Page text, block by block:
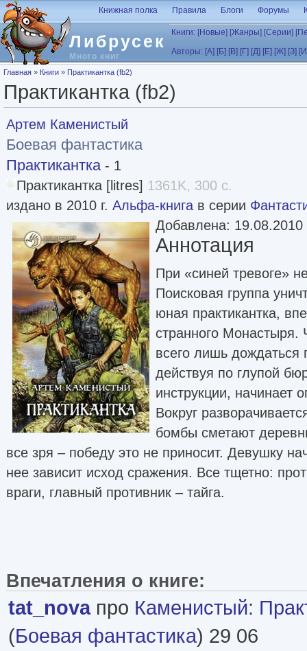
Перейти к основному содержанию
Либрусек
Много книг
Книжная полка Правила Блоги Форумы
Книги: [Новые] [Жанры] [Серии]
Авторы: [А] [Б] [В] [Г] [Д] [Е] [Ж] [З]
Вы здесь
Главная » Книги » Практикантка (fb2)
Практикантка (fb2)
Артем Каменистый
Боевая фантастика
Практикантка - 1
Практикантка [litres] 1361K, 300 с.
издано в 2010 г. Альфа-книга в серии
Добавлена: 19.08.2010
Аннотация
При «синей тревоге»
Поисковая группа
юная практикантка,
странного
всего лишь
действуя по глупой
инструкции, начинает
Вокруг
бомбы сметают
все зря – победу это не приносит. Девушку
нее зависит исход сражения. Все тщетно:
враги, главный противник – тайга.
Впечатления о книге:
tat_novaпро Каменистый:
(Боевая фантастика) 29 06